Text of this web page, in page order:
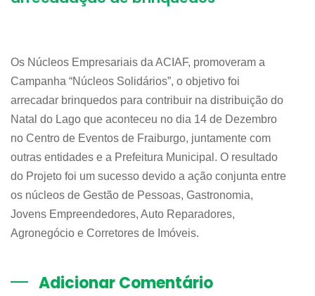
Os Núcleos Empresariais da ACIAF, promoveram a
Campanha “Núcleos Solidários”, o objetivo foi
arrecadar brinquedos para contribuir na distribuição do
Natal do Lago que aconteceu no dia 14 de Dezembro
no Centro de Eventos de Fraiburgo, juntamente com
outras entidades e a Prefeitura Municipal. O resultado
do Projeto foi um sucesso devido a ação conjunta entre
os núcleos de Gestão de Pessoas, Gastronomia,
Jovens Empreendedores, Auto Reparadores,
Agronegócio e Corretores de Imóveis.
Adicionar Comentário